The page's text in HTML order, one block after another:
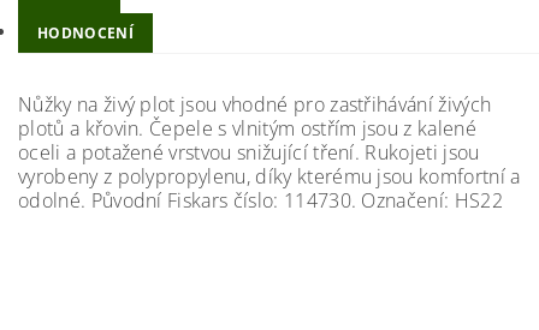
HODNOCENÍ
Nůžky na živý plot jsou vhodné pro zastřihávání živých
plotů a křovin. Čepele s vlnitým ostřím jsou z kalené
oceli a potažené vrstvou snižující tření. Rukojeti jsou
vyrobeny z polypropylenu, díky kterému jsou komfortní a
odolné. Původní Fiskars číslo: 114730. Označení: HS22